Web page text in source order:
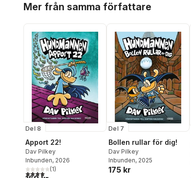
Mer från samma författare
Del 8
Apport 22!
Dav Pilkey
Inbunden, 2026
4,0utav 5 stjärnor. Totalt antal röster:
(1)
Del 7
Bollen rullar för dig!
Dav Pilkey
Inbunden, 2025
175 kr